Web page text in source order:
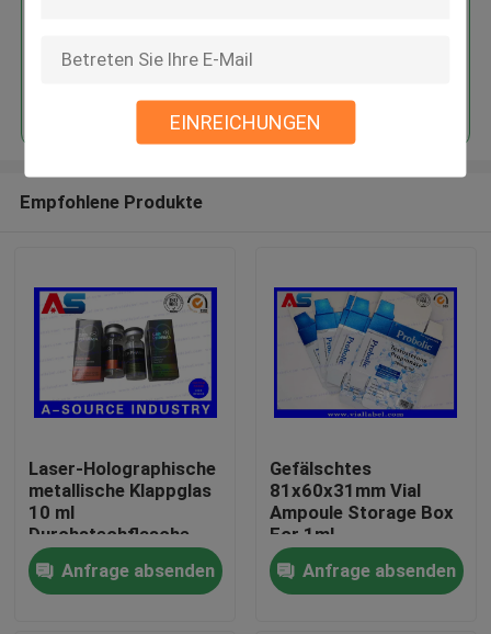
EINREICHUNGEN
Haus
Empfohlene Produkte
Laser-Holographische
metallische Klappglas
10 ml
Durchstechflasche
Steroid-Boxen
Verpackung
pharmazeutische
Anfrage absenden
Gefälschtes
81x60x31mm Vial
Ampoule Storage Box
For 1ml
AntiTestosteron-
Propionat
Anfrage absenden